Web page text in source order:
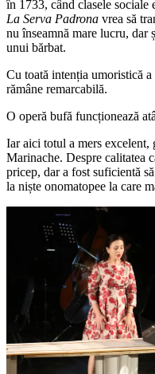
în 1733, când clasele sociale
La Serva Padrona vrea să
nu înseamnă mare lucru, dar
unui bărbat.
Cu toată intenția umoristică
rămâne remarcabilă.
O operă bufă funcționează
Iar aici totul a mers
Marinache. Despre calitatea
pricep, dar a fost suficientă
la niște onomatopee la care